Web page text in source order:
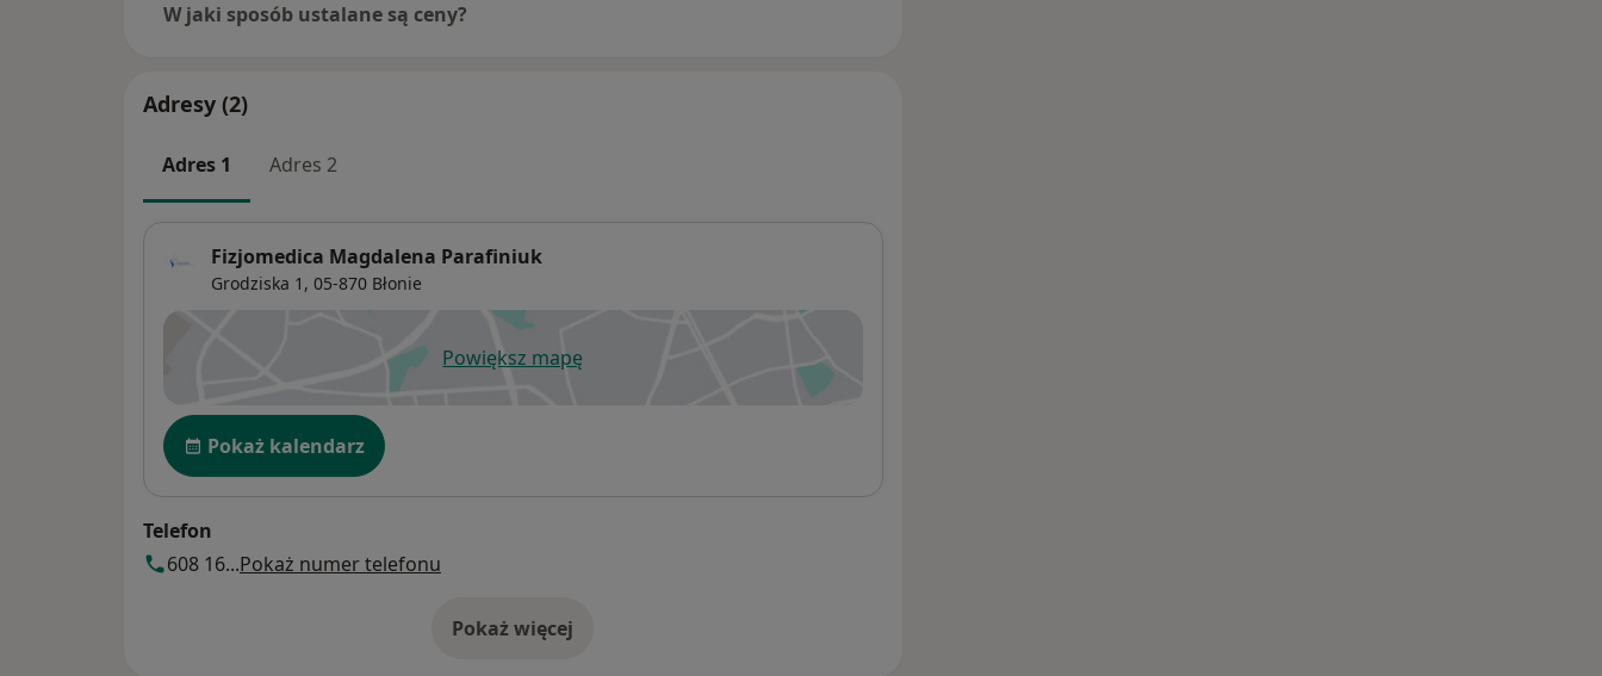
W jaki sposób ustalane są ceny?
Adresy (2)
Adres 1 Adres 2
Fizjomedica Magdalena Parafiniuk
Grodziska 1, 05-870 Błonie
Powiększ mapęotwiera się w nowej karcie
Dostępność
Pokaż kalendarz
Telefon
608 16...Pokaż numer telefonu
Pokaż więcej
o adresie